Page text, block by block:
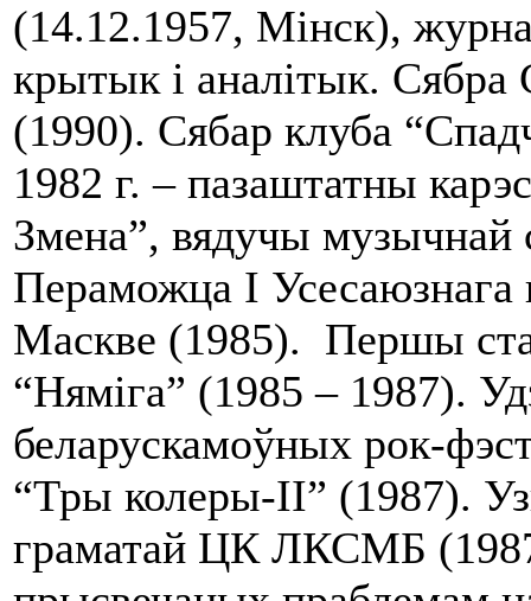
(14.12.1957, Мінск),
крытык і аналітык. Сябра
(1990). Сябар клуба
1982 г. – пазаштатны
Змена”, вядучы музычнай
Пераможца І Усесаюзнага
Маскве (1985). Першы
“Няміга” (1985 – 1987).
беларускамоўных рок-
“Тры колеры-ІІ” (1987).
граматай ЦК ЛКСМБ